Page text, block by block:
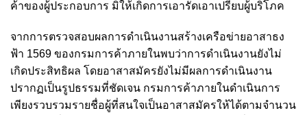
ค้าของผู้ประกอบการ มิให้เกิดการเอารัดเอาเปรียบผู้บริโภค
จากการตรวจสอบผลการดำเนินงานสร้างเครือข่ายอาสาธง
ฟ้า 1569 ของกรมการค้าภายในพบว่าการดำเนินงานยังไม่
เกิดประสิทธิผล โดยอาสาสมัครยังไม่มีผลการดำเนินงาน
ปรากฏเป็นรูปธรรมที่ชัดเจน กรมการค้าภายในดำเนินการ
เพียงรวบรวมรายชื่อผู้ที่สนใจเป็นอาสาสมัครให้ได้ตามจำนวน